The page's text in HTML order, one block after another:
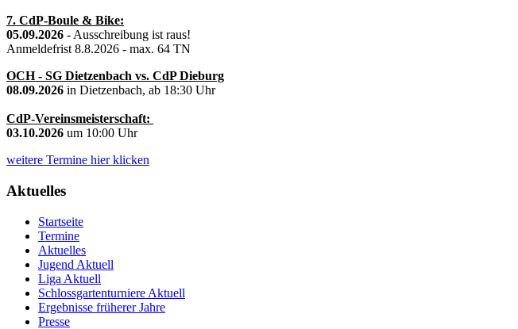
7. CdP-Boule & Bike:
05.09.2026 - Ausschreibung ist raus!
Anmeldefrist 8.8.2026 - max. 64 TN
OCH - SG Dietzenbach vs. CdP Dieburg
08.09.2026 in Dietzenbach, ab 18:30 Uhr
CdP-Vereinsmeisterschaft:
03.10.2026 um 10:00 Uhr
weitere Termine hier klicken
Aktuelles
Startseite
Termine
Aktuelles
Jugend Aktuell
Liga Aktuell
Schlossgartenturniere Aktuell
Ergebnisse früherer Jahre
Presse